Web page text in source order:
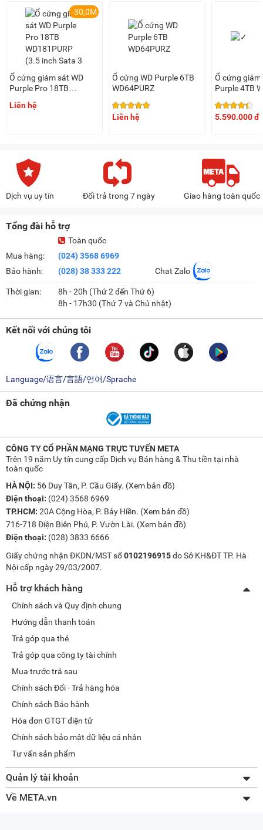
-30,0M
Ổ cứng giám sát WD
Purple Pro 18TB
Sata 3 / 512MB Cache /
Liên hệ
Ổ cứng WD Purple 6TB
WD64PURZ
Liên hệ
Ổ cứng giám
Purple 4TB
5.590.000 đ
Dịch vụ uy tín Đổi trả trong 7 ngày Giao hàng toàn quốc
Tổng đài hỗ trợ
Mua hàng:
Bảo hành:
Toàn quốc
(024) 3568 6969
(028) 38 333 222
Chat Zalo
Thời gian:
8h - 20h (Thứ 2 đến Thứ 6)
8h - 17h30 (Thứ 7 và Chủ nhật)
Kết nối với chúng tôi
Language/语言/言語/언어/Sprache
Đã chứng nhận
CÔNG TY CỔ PHẦN MẠNG TRỰC TUYẾN META
Trên 19 năm Uy tín cung cấp Dịch vụ Bán hàng & Thu tiền tại nhà
toàn quốc
HÀ NỘI: 56 Duy Tân, P. Cầu Giấy. (Xem bản đồ)
Điện thoại: (024) 3568 6969
TP.HCM: 20A Cộng Hòa, P. Bảy Hiền. (Xem bản đồ)
716-718 Điện Biên Phủ, P. Vườn Lài. (Xem bản đồ)
Điện thoại: (028) 3833 6666
Giấy chứng nhận ĐKDN/MST số0102196915do Sở KH&ĐT TP. Hà
Nội cấp ngày 29/03/2007.
Hỗ trợ khách hàng
Chính sách và Quy định chung
Hướng dẫn thanh toán
Trả góp qua thẻ
Trả góp qua công ty tài chính
Mua trước trả sau
Chính sách Đổi - Trả hàng hóa
Chính sách Bảo hành
Hóa đơn GTGT điện tử
Chính sách bảo mật dữ liệu cá nhân
Tư vấn sản phẩm
Quản lý tài khoản
Thay đổi thông tin
Về META.vn